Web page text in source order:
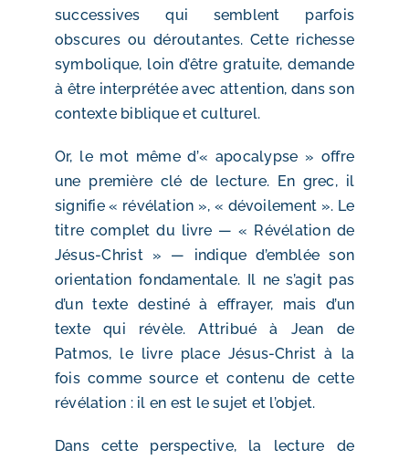
successives qui semblent parfois
obscures ou déroutantes. Cette richesse
symbolique, loin d’être gratuite, demande
à être interprétée avec attention, dans son
contexte biblique et culturel.
Or, le mot même d’« apocalypse » offre
une première clé de lecture. En grec, il
signifie « révélation », « dévoilement ». Le
titre complet du livre — « Révélation de
Jésus-Christ » — indique d’emblée son
orientation fondamentale. Il ne s’agit pas
d’un texte destiné à effrayer, mais d’un
texte qui révèle. Attribué à Jean de
Patmos, le livre place Jésus-Christ à la
fois comme source et contenu de cette
révélation : il en est le sujet et l’objet.
Dans cette perspective, la lecture de